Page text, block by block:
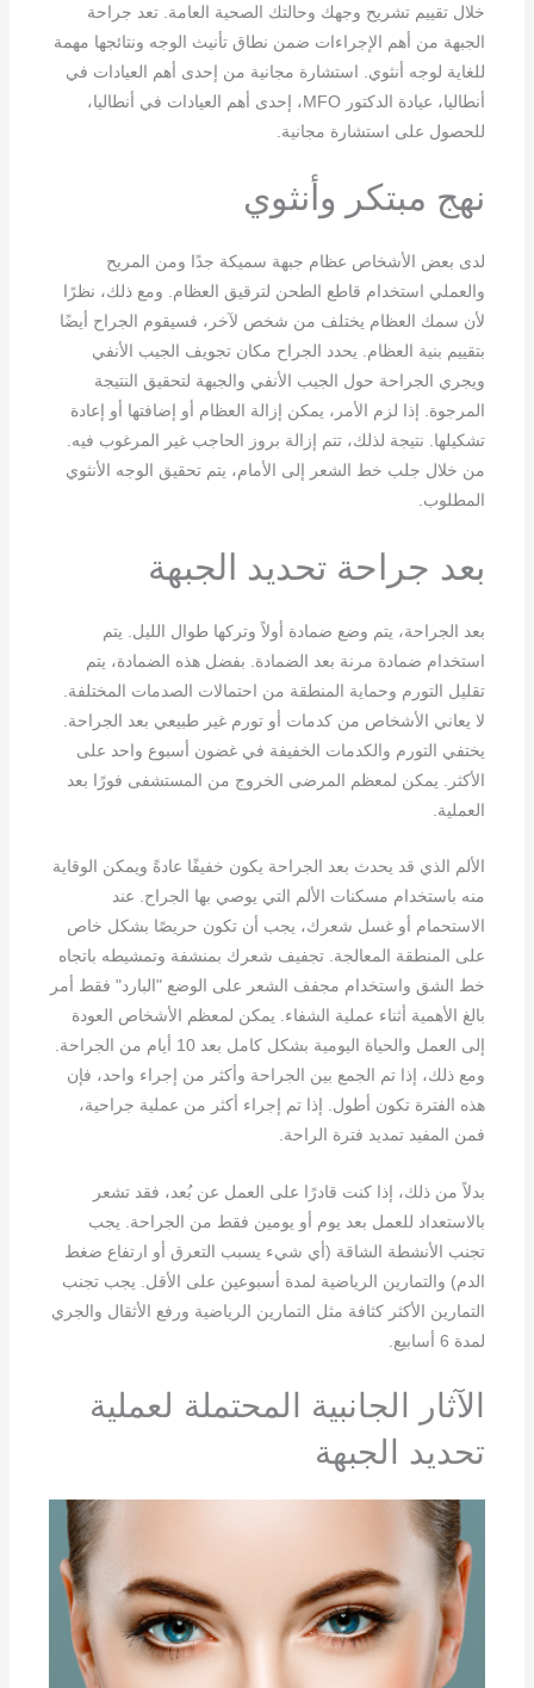
خلال تقييم تشريح وجهك وحالتك الصحية العامة. تعد جراحة
الجبهة من أهم الإجراءات ضمن نطاق تأنيث الوجه ونتائجها مهمة
للغاية لوجه أنثوي. استشارة مجانية من إحدى أهم العيادات في
أنطاليا، عيادة الدكتور MFO، إحدى أهم العيادات في أنطاليا،
للحصول على استشارة مجانية.
نهج مبتكر وأنثوي
لدى بعض الأشخاص عظام جبهة سميكة جدًا ومن المريح
والعملي استخدام قاطع الطحن لترقيق العظام. ومع ذلك، نظرًا
لأن سمك العظام يختلف من شخص لآخر، فسيقوم الجراح أيضًا
بتقييم بنية العظام. يحدد الجراح مكان تجويف الجيب الأنفي
ويجري الجراحة حول الجيب الأنفي والجبهة لتحقيق النتيجة
المرجوة. إذا لزم الأمر، يمكن إزالة العظام أو إضافتها أو إعادة
تشكيلها. نتيجة لذلك، تتم إزالة بروز الحاجب غير المرغوب فيه.
من خلال جلب خط الشعر إلى الأمام، يتم تحقيق الوجه الأنثوي
المطلوب.
بعد جراحة تحديد الجبهة
بعد الجراحة، يتم وضع ضمادة أولاً وتركها طوال الليل. يتم
استخدام ضمادة مرنة بعد الضمادة. بفضل هذه الضمادة، يتم
تقليل التورم وحماية المنطقة من احتمالات الصدمات المختلفة.
لا يعاني الأشخاص من كدمات أو تورم غير طبيعي بعد الجراحة.
يختفي التورم والكدمات الخفيفة في غضون أسبوع واحد على
الأكثر. يمكن لمعظم المرضى الخروج من المستشفى فورًا بعد
العملية.
الألم الذي قد يحدث بعد الجراحة يكون خفيفًا عادةً ويمكن الوقاية
منه باستخدام مسكنات الألم التي يوصي بها الجراح. عند
الاستحمام أو غسل شعرك، يجب أن تكون حريصًا بشكل خاص
على المنطقة المعالجة. تجفيف شعرك بمنشفة وتمشيطه باتجاه
خط الشق واستخدام مجفف الشعر على الوضع "البارد" فقط أمر
بالغ الأهمية أثناء عملية الشفاء. يمكن لمعظم الأشخاص العودة
إلى العمل والحياة اليومية بشكل كامل بعد 10 أيام من الجراحة.
ومع ذلك، إذا تم الجمع بين الجراحة وأكثر من إجراء واحد، فإن
هذه الفترة تكون أطول. إذا تم إجراء أكثر من عملية جراحية،
فمن المفيد تمديد فترة الراحة.
بدلاً من ذلك، إذا كنت قادرًا على العمل عن بُعد، فقد تشعر
بالاستعداد للعمل بعد يوم أو يومين فقط من الجراحة. يجب
تجنب الأنشطة الشاقة (أي شيء يسبب التعرق أو ارتفاع ضغط
الدم) والتمارين الرياضية لمدة أسبوعين على الأقل. يجب تجنب
التمارين الأكثر كثافة مثل التمارين الرياضية ورفع الأثقال والجري
لمدة 6 أسابيع.
الآثار الجانبية المحتملة لعملية
تحديد الجبهة